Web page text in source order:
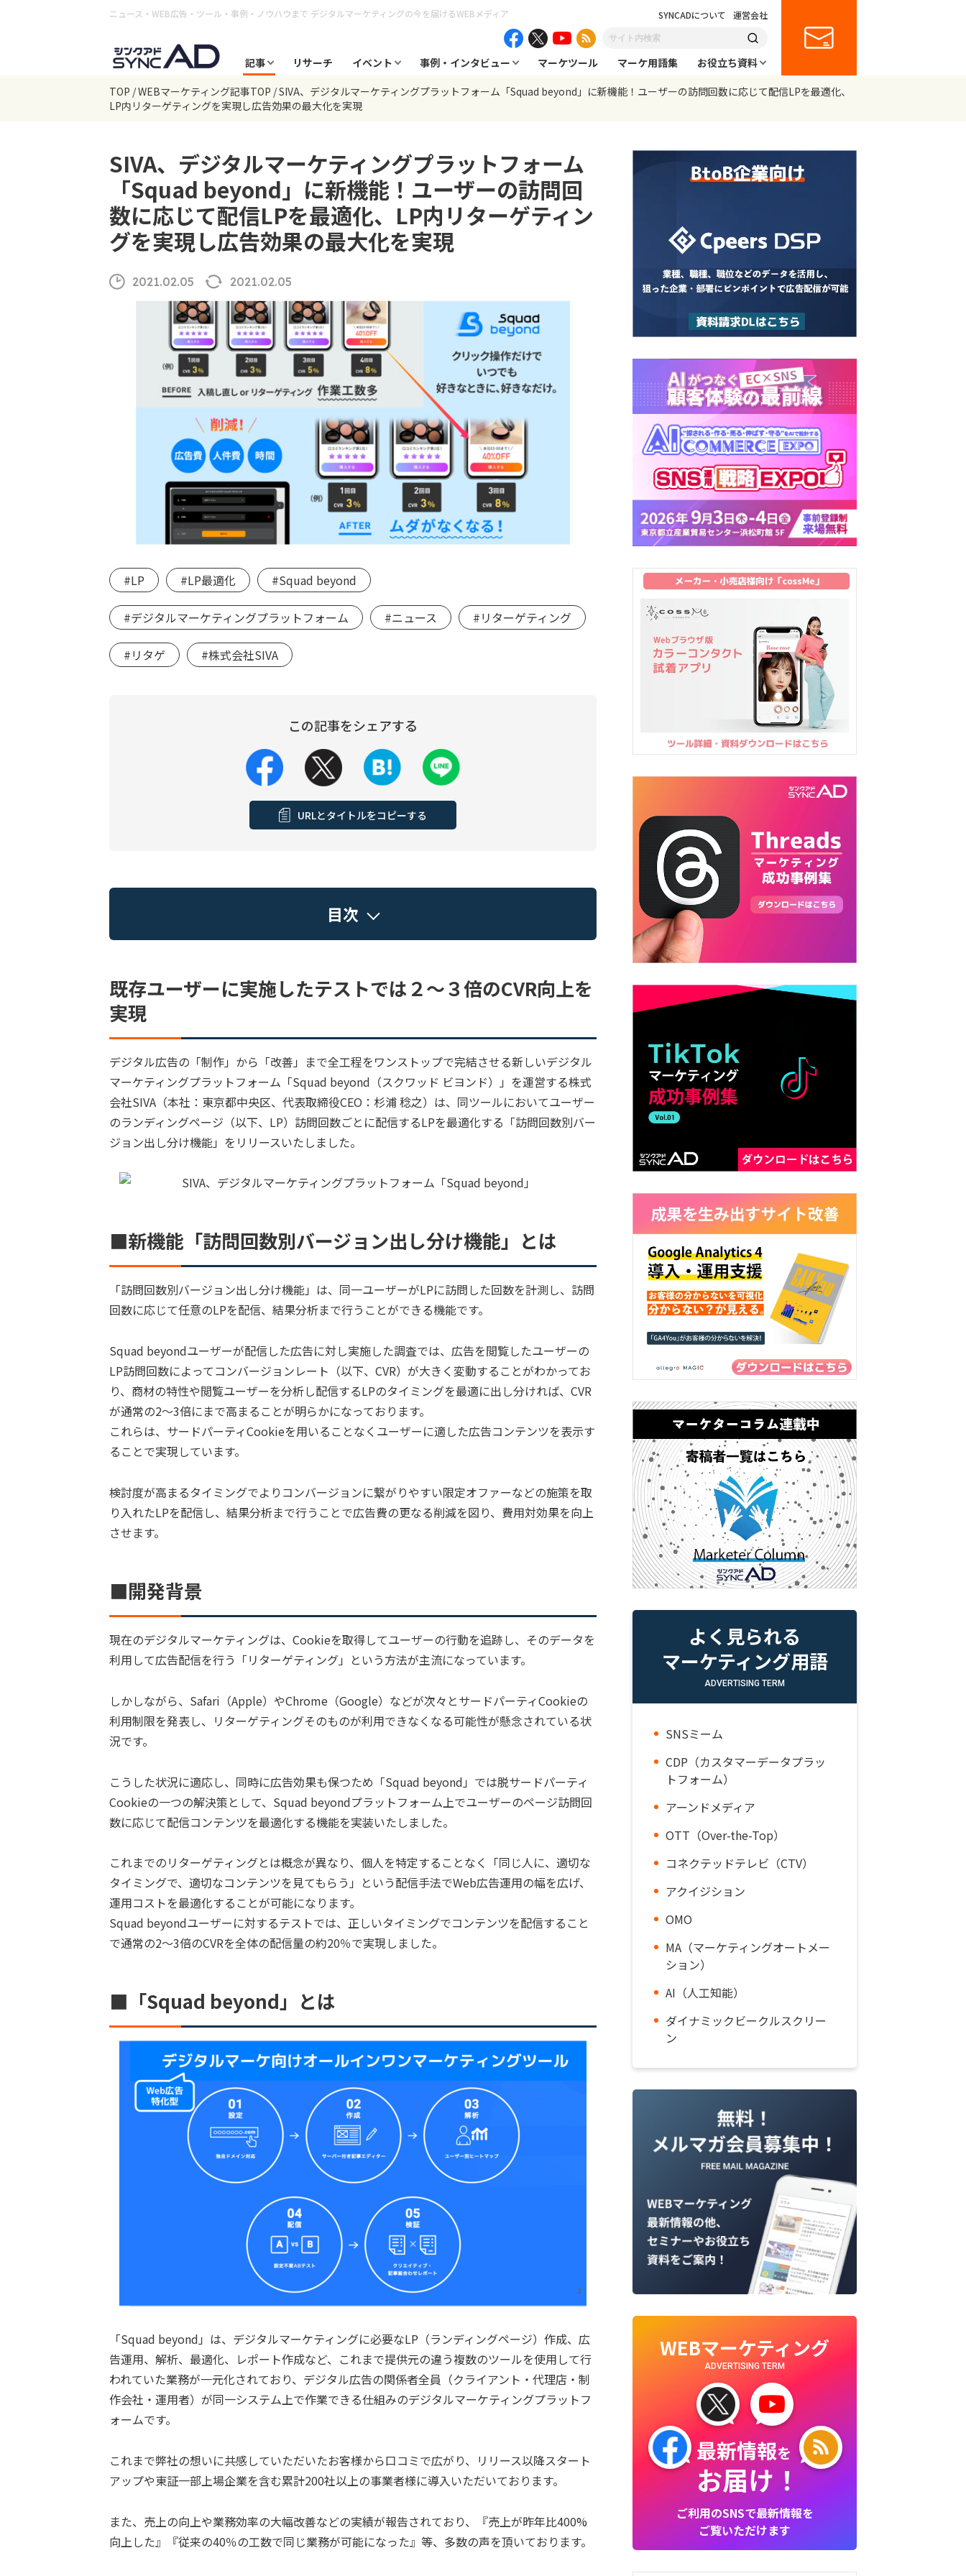
ニュース・WEB広告・ツール・事例・ノウハウまで デジタルマーケティングの今を届けるWEBメディア SYNCADについて 運営会社
記事 リサーチ イベント 事例・インタビュー マーケツール マーケ用語集
お役立ち資料
TOP WEBマーケティング記事TOP SIVA、デジタルマーケティングプラットフォーム「Squad beyond」に新機能！ユーザーの訪問回数に応じて配信LPを最適化、
LP内リターゲティングを実現し広告効果の最大化を実現
SIVA、デジタルマーケティングプラットフォーム
「Squad beyond」に新機能！ユーザーの訪問回
数に応じて配信LPを最適化、LP内リターゲティン
グを実現し広告効果の最大化を実現
2021.02.05 2021.02.05
#LP #LP最適化 #Squad beyond
#デジタルマーケティングプラットフォーム #ニュース #リターゲティング
#リタゲ #株式会社SIVA
この記事をシェアする
URLとタイトルをコピーする
目次
既存ユーザーに実施したテストでは２〜３倍のCVR向上を
実現
デジタル広告の「制作」から「改善」まで全工程をワンストップで完結させる新しいデジタル
マーケティングプラットフォーム「Squad beyond（スクワッド ビヨンド）」を運営する株式
会社SIVA（本社：東京都中央区、代表取締役CEO：杉浦 稔之）は、同ツールにおいてユーザー
のランディングページ（以下、LP）訪問回数ごとに配信するLPを最適化する「訪問回数別バー
ジョン出し分け機能」をリリースいたしました。
■新機能「訪問回数別バージョン出し分け機能」とは
「訪問回数別バージョン出し分け機能」は、同一ユーザーがLPに訪問した回数を計測し、訪問
回数に応じて任意のLPを配信、結果分析まで行うことができる機能です。
Squad beyondユーザーが配信した広告に対し実施した調査では、広告を閲覧したユーザーの
LP訪問回数によってコンバージョンレート（以下、CVR）が大きく変動することがわかってお
り、商材の特性や閲覧ユーザーを分析し配信するLPのタイミングを最適に出し分ければ、CVR
が通常の2〜3倍にまで高まることが明らかになっております。
これらは、サードパーティCookieを用いることなくユーザーに適した広告コンテンツを表示す
ることで実現しています。
検討度が高まるタイミングでよりコンバージョンに繋がりやすい限定オファーなどの施策を取
り入れたLPを配信し、結果分析まで行うことで広告費の更なる削減を図り、費用対効果を向上
させます。
■開発背景
現在のデジタルマーケティングは、Cookieを取得してユーザーの行動を追跡し、そのデータを
利用して広告配信を行う「リターゲティング」という方法が主流になっています。
しかしながら、Safari（Apple）やChrome（Google）などが次々とサードパーティCookieの
利用制限を発表し、リターゲティングそのものが利用できなくなる可能性が懸念されている状
況です。
こうした状況に適応し、同時に広告効果も保つため「Squad beyond」では脱サードパーティ
Cookieの一つの解決策として、Squad beyondプラットフォーム上でユーザーのページ訪問回
数に応じて配信コンテンツを最適化する機能を実装いたしました。
これまでのリターゲティングとは概念が異なり、個人を特定することなく「同じ人に、適切な
タイミングで、適切なコンテンツを見てもらう」という配信手法でWeb広告運用の幅を広げ、
運用コストを最適化することが可能になります。
Squad beyondユーザーに対するテストでは、正しいタイミングでコンテンツを配信すること
で通常の2〜3倍のCVRを全体の配信量の約20％で実現しました。
■「Squad beyond」とは
「Squad beyond」は、デジタルマーケティングに必要なLP（ランディングページ）作成、広
告運用、解析、最適化、レポート作成など、これまで提供元の違う複数のツールを使用して行
われていた業務が一元化されており、デジタル広告の関係者全員（クライアント・代理店・制
作会社・運用者）が同一システム上で作業できる仕組みのデジタルマーケティングプラットフ
ォームです。
これまで弊社の想いに共感していただいたお客様から口コミで広がり、リリース以降スタート
アップや東証一部上場企業を含む累計200社以上の事業者様に導入いただいております。
また、売上の向上や業務効率の大幅改善などの実績が報告されており、『売上が昨年比400%
向上した』『従来の40％の工数で同じ業務が可能になった』等、多数の声を頂いております。
よく見られる
マーケティング用語
ADVERTISING TERM
SNSミーム
CDP（カスタマーデータプラッ
トフォーム）
アーンドメディア
OTT（Over-the-Top）
コネクテッドテレビ（CTV）
アクイジション
OMO
MA（マーケティングオートメー
ション）
AI（人工知能）
ダイナミックビークルスクリー
ン
WEBマーケティング
ADVERTISING TERM
最新情報を
お届け！
ご利用のSNSで最新情報を
ご覧いただけます